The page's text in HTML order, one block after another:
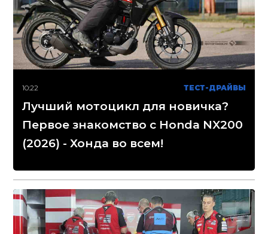
10:22 ТЕСТ-ДРАЙВЫ
Лучший мотоцикл для новичка?
Первое знакомство с Honda NX200
(2026) - Хонда во всем!